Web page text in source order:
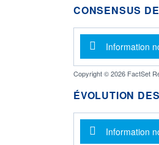
CONSENSUS
Message
Information
Copyright © 2026 FactSet
ÉVOLUTION
Message
Information